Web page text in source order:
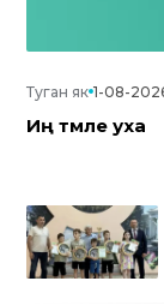
Туган як 1-08-
Иң тәмле уха